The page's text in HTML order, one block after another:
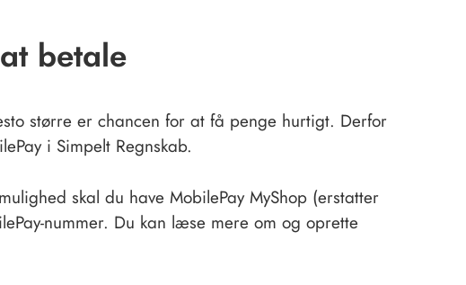
betale
større er chancen for at få penge hurtigt. Derfor
i Simpelt Regnskab.
skal du have MobilePay MyShop (erstatter
nummer. Du kan læse mere om og oprette